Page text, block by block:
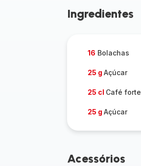
Ingredientes
16 Bolachas
25 g Açúcar
25 cl Café forte
25 g Açúcar
Acessórios